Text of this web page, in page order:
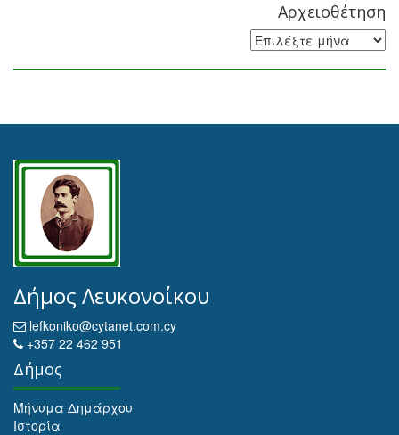
Αρχειοθέτηση
Αρχειοθέτηση
Δήμος Λευκονοίκου
lefkoniko@cytanet.com.cy
+357 22 462 951
Δήμος
Μήνυμα Δημάρχου
Ιστορία